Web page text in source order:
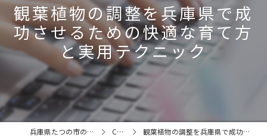
観葉植物の調整を兵庫県で成
功させるための快適な育て方
と実用テクニック
兵庫県たつの市の観葉植物ならbarrel plants COLUMN 観葉植物の調整を兵庫県で成功させるための快適な育て方と実用テクニック